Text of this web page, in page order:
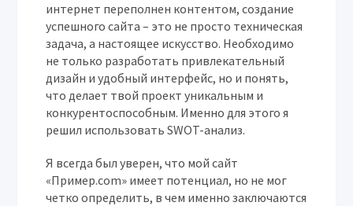
интернет переполнен контентом, создание
успешного сайта – это не просто техническая
задача, а настоящее искусство. Необходимо
не только разработать привлекательный
дизайн и удобный интерфейс, но и понять,
что делает твой проект уникальным и
конкурентоспособным. Именно для этого я
решил использовать SWOT-анализ.
Я всегда был уверен, что мой сайт
«Пример.com» имеет потенциал, но не мог
четко определить, в чем именно заключаются